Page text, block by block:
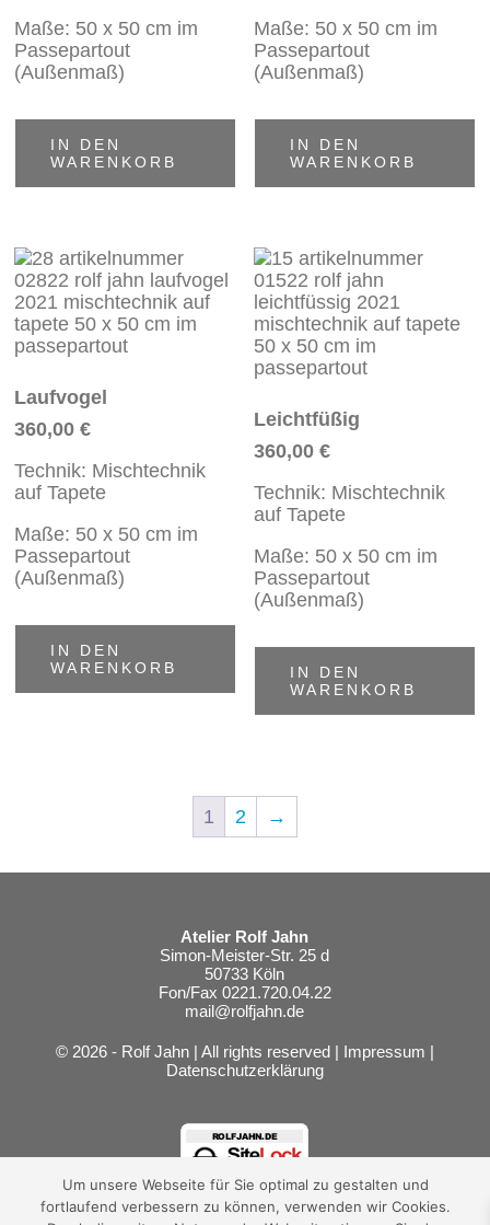
Maße: 50 x 50 cm im
Passepartout
(Außenmaß)
IN DEN
WARENKORB
Maße: 50 x 50 cm im
Passepartout
(Außenmaß)
IN DEN
WARENKORB
Laufvogel
360,00€
Technik: Mischtechnik
auf Tapete
Maße: 50 x 50 cm im
Passepartout
(Außenmaß)
IN DEN
WARENKORB
Leichtfüßig
360,00€
Technik: Mischtechnik
auf Tapete
Maße: 50 x 50 cm im
Passepartout
(Außenmaß)
IN DEN
WARENKORB
1 2 →
Atelier Rolf Jahn
Simon-Meister-Str. 25 d
50733 Köln
Fon/Fax 0221.720.04.22
mail@rolfjahn.de
© 2026 - Rolf Jahn | All rights reserved | Impressum |
Datenschutzerklärung
Um unsere Webseite für Sie optimal zu gestalten und
fortlaufend verbessern zu können, verwenden wir Cookies.